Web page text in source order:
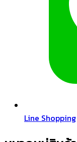
Line Shopping